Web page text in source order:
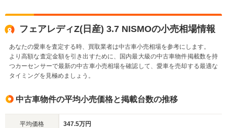
フェアレディZ(日産) 3.7 NISMOの小売相場情報
あなたの愛車を査定する時、買取業者は中古車小売相場を参考にします。
より高額な査定金額を引き出すために、国内最大級の中古車物件掲載数を持
つカーセンサーで最新の中古車小売相場を確認して、愛車を売却する最適な
タイミングを見極めましょう。
中古車物件の平均小売価格と掲載台数の推移
平均価格 347.5万円